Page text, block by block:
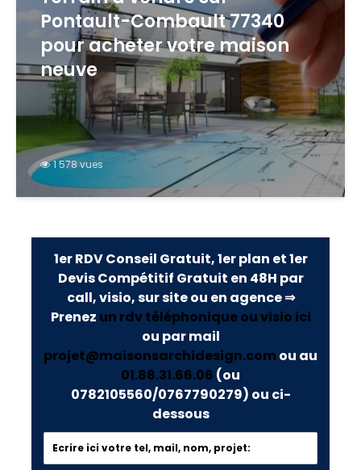
Pontault-Combault 77340
pour acheter votre maison
neuve
1 578 vues
1er RDV Conseil Gratuit, 1er plan et 1er
Devis Compétitif Gratuit en 48H par
call, visio, sur site ou en agence ⇒
Prenez un rdv téléphonique ou visio ici
ou par mail
projet@maisonsarchidesign.com ou au
01.88.31.66.06 (ou
0782105560/0767790279) ou ci-
dessous